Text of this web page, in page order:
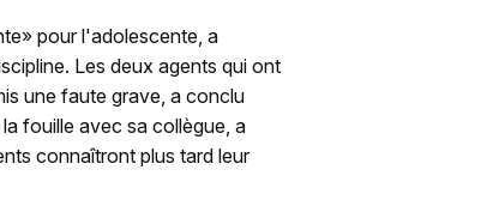
pour l'adolescente, a
Les deux agents qui ont
une faute grave, a conclu
fouille avec sa collègue, a
connaîtront plus tard leur